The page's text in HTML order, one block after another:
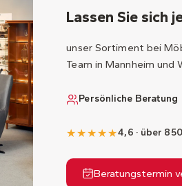
Lassen Sie sich
unser Sortiment bei
Team in Mannheim und
Persönliche Beratung
★★★★★4,6 · über
Beratungstermin